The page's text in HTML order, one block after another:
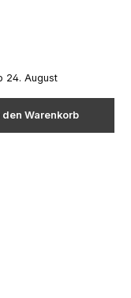
24. August
den Warenkorb